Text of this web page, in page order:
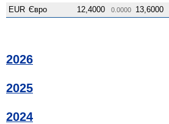
EUR Євро 12,4000 0.0000 13,6000
2026
2025
2024